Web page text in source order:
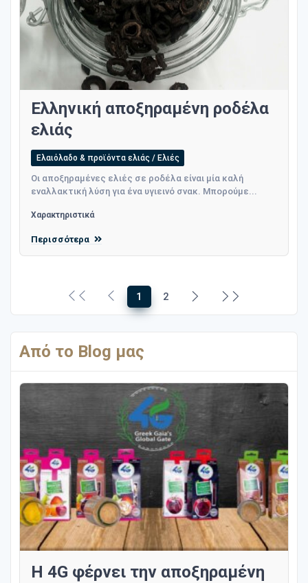
Ελληνική αποξηραμένη ροδέλα
ελιάς
Ελαιόλαδο & προϊόντα ελιάς / Ελιές
Οι αποξηραμένες ελιές σε ροδέλα είναι μία καλή
εναλλακτική λύση για ένα υγιεινό σνακ. Μπορούμε...
Χαρακτηριστικά
Περισσότερα
1 2
Από το Blog μας
Η 4G φέρνει την αποξηραμένη